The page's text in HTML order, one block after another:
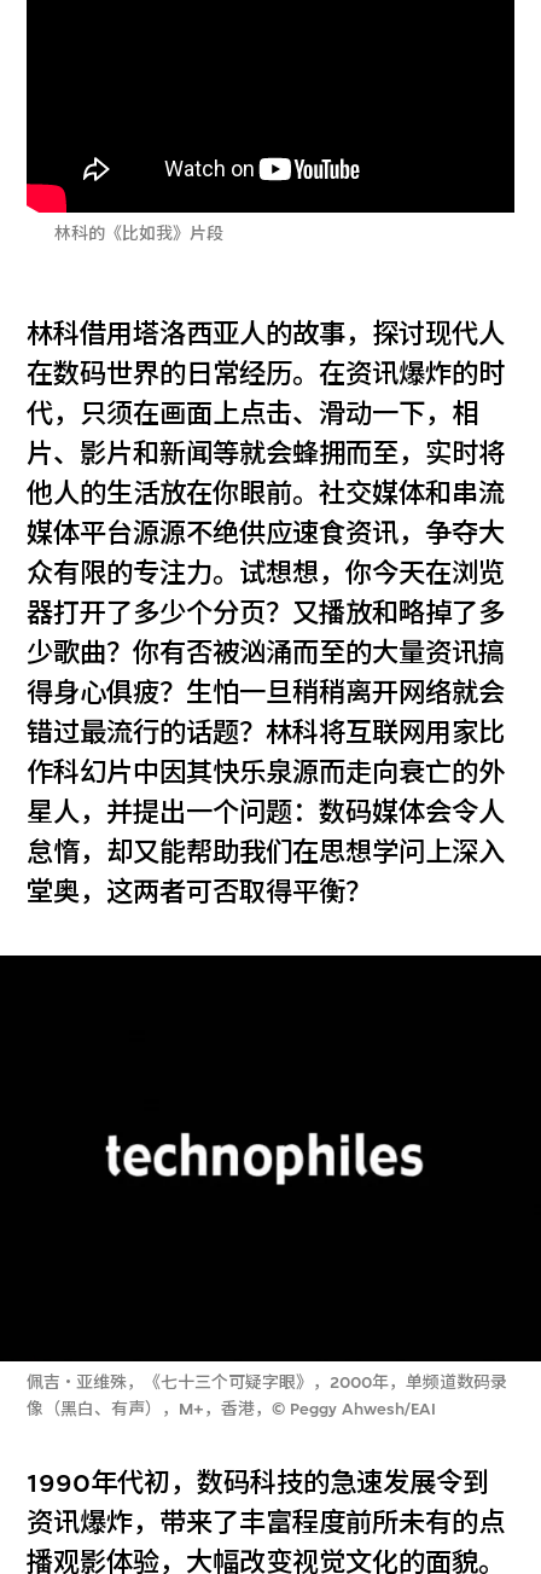
林科的《比如我》片段
林科借用塔洛西亚人的故事，探讨现代人
在数码世界的日常经历。在资讯爆炸的时
代，只须在画面上点击、滑动一下，相
片、影片和新闻等就会蜂拥而至，实时将
他人的生活放在你眼前。社交媒体和串流
媒体平台源源不绝供应速食资讯，争夺大
众有限的专注力。试想想，你今天在浏览
器打开了多少个分页？又播放和略掉了多
少歌曲？你有否被汹涌而至的大量资讯搞
得身心俱疲？生怕一旦稍稍离开网络就会
错过最流行的话题？林科将互联网用家比
作科幻片中因其快乐泉源而走向衰亡的外
星人，并提出一个问题：数码媒体会令人
怠惰，却又能帮助我们在思想学问上深入
堂奥，这两者可否取得平衡？
佩吉‧亚维殊，《七十三个可疑字眼》，2000年，单频道数码录
像（黑白、有声），M+，香港，© Peggy Ahwesh/EAI
1990年代初，数码科技的急速发展令到
资讯爆炸，带来了丰富程度前所未有的点
播观影体验，大幅改变视觉文化的面貌。